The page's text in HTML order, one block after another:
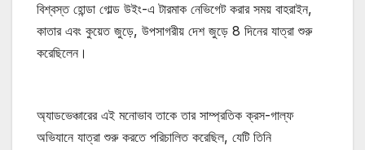
বিশ্বস্ত হোন্ডা গোল্ড উইং-এ টারমাক নেভিগেট করার সময় বাহরাইন,
কাতার এবং কুয়েত জুড়ে, উপসাগরীয় দেশ জুড়ে 8 দিনের যাত্রা শুরু
করেছিলেন।
অ্যাডভেঞ্চারের এই মনোভাব তাকে তার সাম্প্রতিক ক্রস-গাল্ফ
অভিযানে যাত্রা শুরু করতে পরিচালিত করেছিল, যেটি তিনি